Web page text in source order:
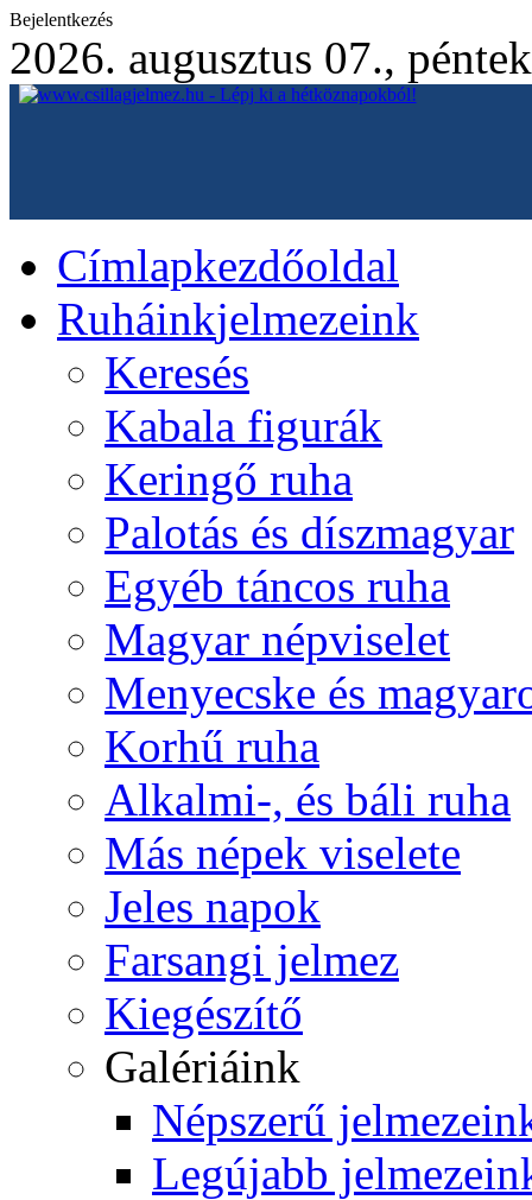
Bejelentkezés
2026. augusztus 07., péntek
Címlapkezdőoldal
Ruháinkjelmezeink
Keresés
Kabala figurák
Keringő ruha
Palotás és díszmagyar
Egyéb táncos ruha
Magyar népviselet
Menyecske és
Korhű ruha
Alkalmi-, és báli ruha
Más népek viselete
Jeles napok
Farsangi jelmez
Kiegészítő
Galériáink
Népszerű
Legújabb